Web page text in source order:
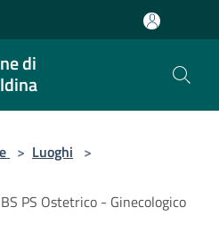
di
> Luoghi >
PS Ostetrico - Ginecologico